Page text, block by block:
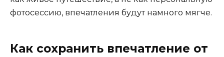
фотосессию, впечатления будут намного мягче.
Как сохранить впечатление от